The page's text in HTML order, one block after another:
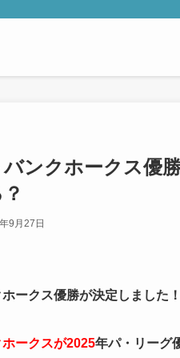
ンクホークス優
9月27日
ークス優勝が決定しました！
ークスが2025年パ・リーグ